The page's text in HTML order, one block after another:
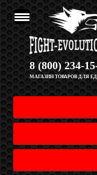
8 (800) 234-
МАГАЗИН ТОВАРОВ ДЛЯ
Перейти
к
навигации
Перейти
к
содержимому
Корзина
Полезная
Оплата и